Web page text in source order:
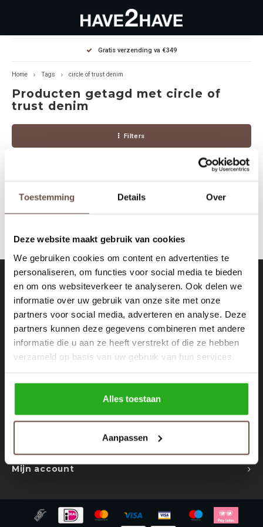
Toestemming Details Over
Deze website maakt gebruik van cookies
We gebruiken cookies om content en advertenties te
personaliseren, om functies voor social media te bieden
en om ons websiteverkeer te analyseren. Ook delen we
informatie over uw gebruik van onze site met onze
partners voor social media, adverteren en analyse. Deze
partners kunnen deze gegevens combineren met andere
informatie die u aan ze heeft verstrekt of die ze hebben
verzameld op basis van uw gebruik van hun services.
Alles toestaan
Aanpassen
Hoofdmenu / dames
Jassen Diverse
Winterjassen
T-shirts
Accessoires
Rokken
Tassen
Tops
Jumpsuites
Hoodies
Body's
Tracksuits
Sweaters
Hoofdmenu / heren
Hoodies
Sweaters
Joggers
Pullovers
Schoenen
Accessoires
Underwear
Jassen
Tracksuits
Bodywarmers
Trackpants
Overhemden
Hoofdmenu / outlet deals
Diverse
Heren
Gratis verzending va €349
Home Tags circle of trust denim
Producten getagd met circle of
trust denim
Filters
Geen producten gevonden!...
Contact
Nieuwsbrief
Ontvang de laatste updates, nieuws en aanbiedingen via email
Volg ons
Mijn account